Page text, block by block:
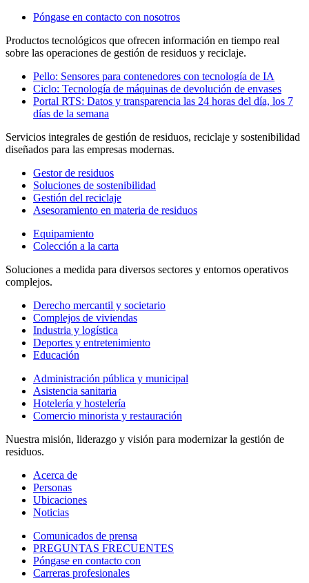
Póngase en contacto con nosotros
Productos tecnológicos que ofrecen información en tiempo real
sobre las operaciones de gestión de residuos y reciclaje.
Pello: Sensores para contenedores con tecnología de IA
Ciclo: Tecnología de máquinas de devolución de envases
Portal RTS: Datos y transparencia las 24 horas del día, los 7
días de la semana
Servicios integrales de gestión de residuos, reciclaje y sostenibilidad
diseñados para las empresas modernas.
Gestor de residuos
Soluciones de sostenibilidad
Gestión del reciclaje
Asesoramiento en materia de residuos
Equipamiento
Colección a la carta
Soluciones a medida para diversos sectores y entornos operativos
complejos.
Derecho mercantil y societario
Complejos de viviendas
Industria y logística
Deportes y entretenimiento
Educación
Administración pública y municipal
Asistencia sanitaria
Hotelería y hostelería
Comercio minorista y restauración
Nuestra misión, liderazgo y visión para modernizar la gestión de
residuos.
Acerca de
Personas
Ubicaciones
Noticias
Comunicados de prensa
PREGUNTAS FRECUENTES
Póngase en contacto con
Carreras profesionales